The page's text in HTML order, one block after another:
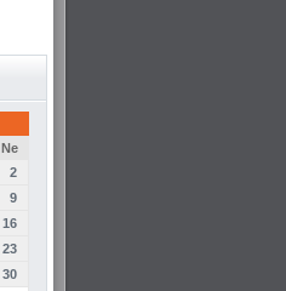
Ne
2
9
16
23
30